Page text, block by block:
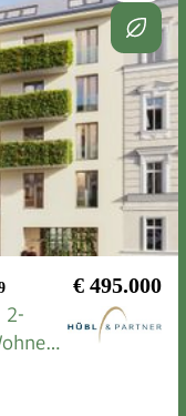
€ 495.000
2-